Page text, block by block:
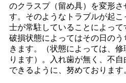
のクラスプ（留め具）を変形さ
す。そのようなトラブルが起
士が常駐していることによって
破損状態によってはその日の
きます。（状態によっては、
ります）。入れ歯が無く、不自
できるように、努めております